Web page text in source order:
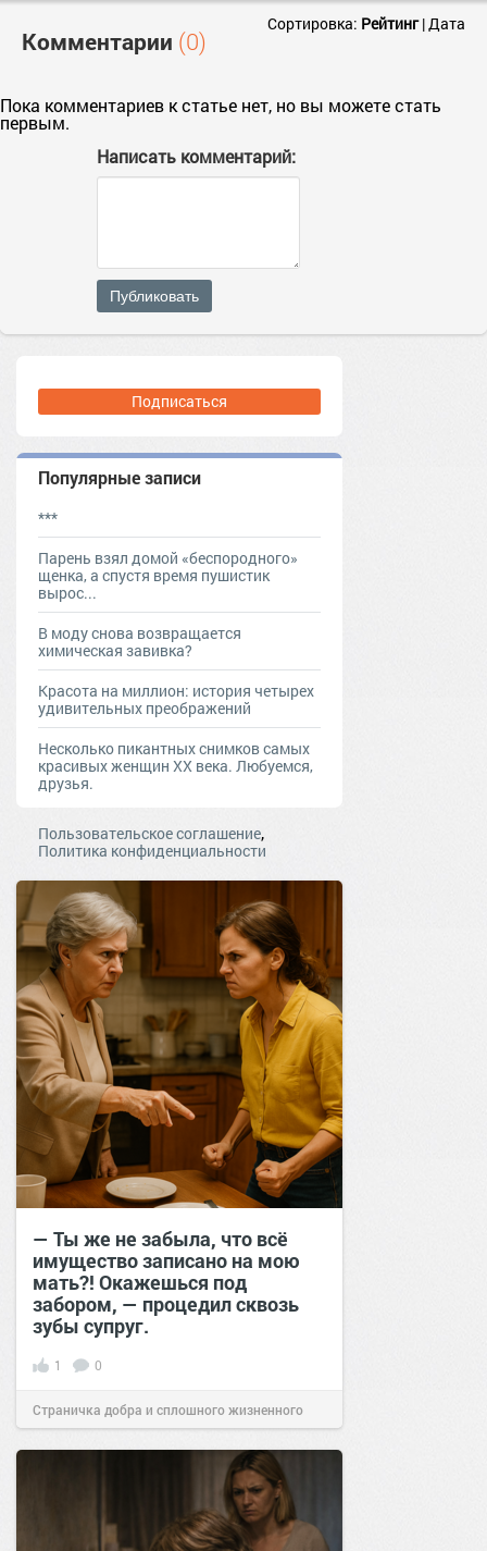
Комментарии (0)
Сортировка: Рейтинг|Дата
Пока комментариев к статье нет, но вы можете стать
первым.
Написать комментарий:
Публиковать
Подписаться
Популярные записи
***
Парень взял домой «беспородного»
щенка, а спустя время пушистик
вырос...
В моду снова возвращается
химическая завивка?
Красота на миллион: история четырех
удивительных преображений
Несколько пикантных снимков самых
красивых женщин ХХ века. Любуемся,
друзья.
Пользовательское соглашение,
Политика конфиденциальности
— Ты же не забыла, что всё
имущество записано на мою
мать?! Окажешься под
забором, — процедил сквозь
зубы супруг.
1 0
Страничка добра и сплошного жизненного
позитива!15:4027 июн 2025